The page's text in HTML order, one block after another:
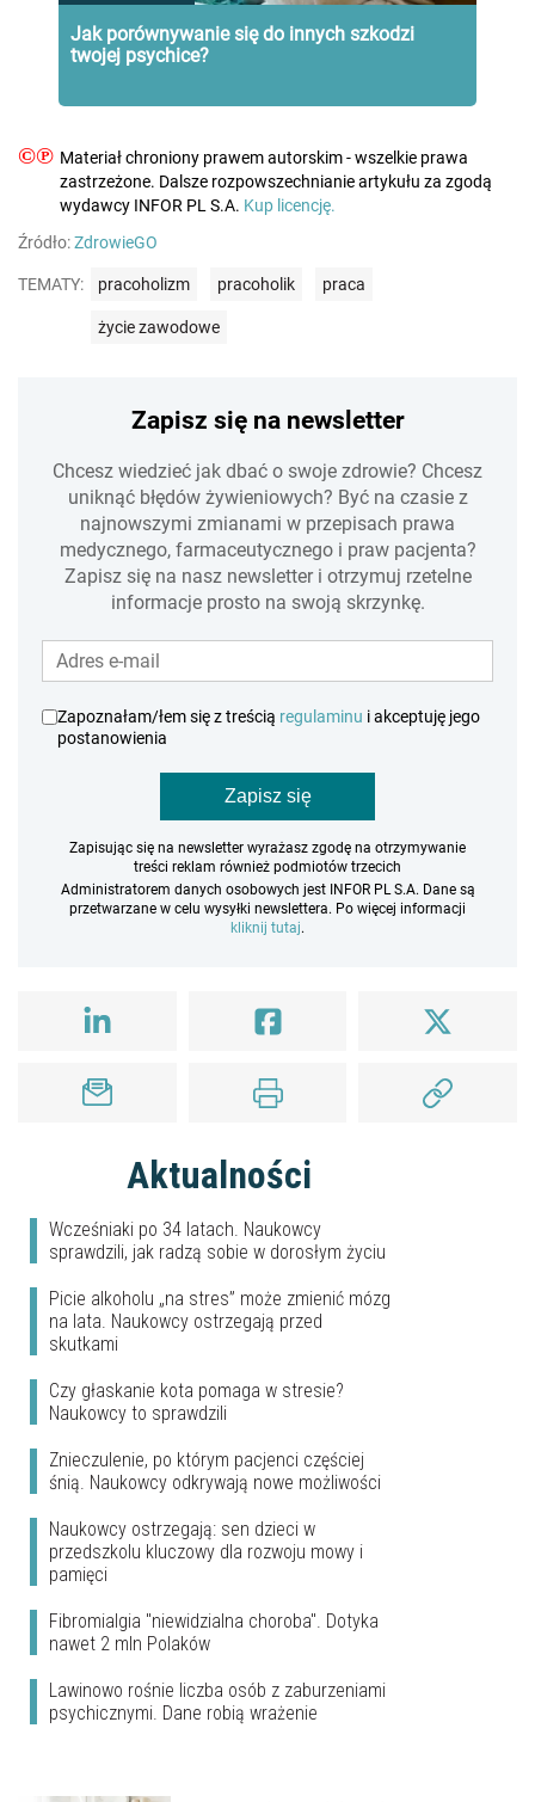
Jak porównywanie się do innych szkodzi
twojej psychice?
©℗ Materiał chroniony prawem autorskim - wszelkie prawa
zastrzeżone. Dalsze rozpowszechnianie artykułu za zgodą
wydawcy INFOR PL S.A. Kup licencję.
Źródło:ZdrowieGO
TEMATY: pracoholizm pracoholik praca
życie zawodowe
Zapisz się na newsletter
Chcesz wiedzieć jak dbać o swoje zdrowie? Chcesz
uniknąć błędów żywieniowych? Być na czasie z
najnowszymi zmianami w przepisach prawa
medycznego, farmaceutycznego i praw pacjenta?
Zapisz się na nasz newsletter i otrzymuj rzetelne
informacje prosto na swoją skrzynkę.
Zapoznałam/łem się z treścią regulaminu i akceptuję jego
postanowienia
Zapisz się
Zapisując się na newsletter wyrażasz zgodę na otrzymywanie
treści reklam również podmiotów trzecich
Administratorem danych osobowych jest INFOR PL S.A. Dane są
przetwarzane w celu wysyłki newslettera. Po więcej informacji
kliknij tutaj.
Aktualności
Wcześniaki po 34 latach. Naukowcy
sprawdzili, jak radzą sobie w dorosłym życiu
Picie alkoholu „na stres” może zmienić mózg
na lata. Naukowcy ostrzegają przed
skutkami
Czy głaskanie kota pomaga w stresie?
Naukowcy to sprawdzili
Znieczulenie, po którym pacjenci częściej
śnią. Naukowcy odkrywają nowe możliwości
Naukowcy ostrzegają: sen dzieci w
przedszkolu kluczowy dla rozwoju mowy i
pamięci
Fibromialgia "niewidzialna choroba". Dotyka
nawet 2 mln Polaków
Lawinowo rośnie liczba osób z zaburzeniami
psychicznymi. Dane robią wrażenie